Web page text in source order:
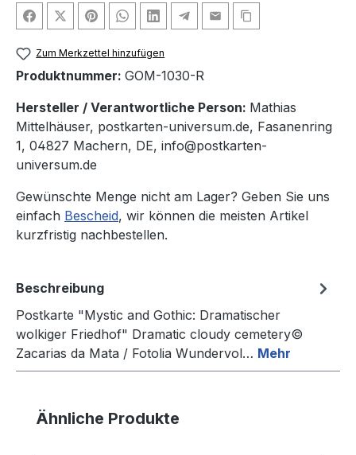
Zum Merkzettel hinzufügen
Produktnummer: GOM-1030-R
Hersteller / Verantwortliche Person: Mathias
Mittelhäuser, postkarten-universum.de, Fasanenring
1, 04827 Machern, DE, info@postkarten-
universum.de
Gewünschte Menge nicht am Lager? Geben Sie uns
einfach Bescheid, wir können die meisten Artikel
kurzfristig nachbestellen.
Beschreibung
Postkarte "Mystic and Gothic: Dramatischer
wolkiger Friedhof" Dramatic cloudy cemetery©
Zacarias da Mata / Fotolia Wundervol… Mehr
Produktgalerie überspringen
Ähnliche Produkte